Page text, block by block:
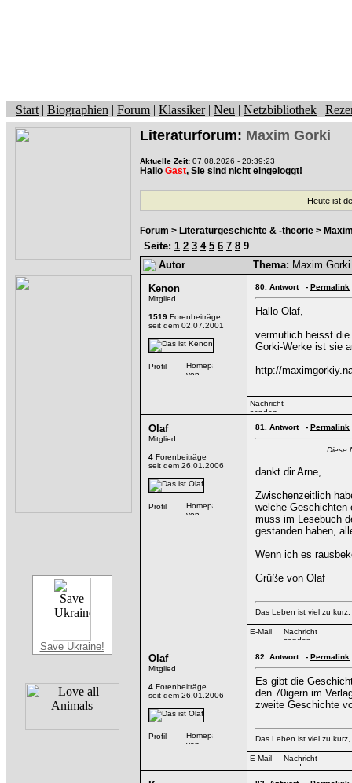
Start | Biographien | Forum | Klassiker| Neu | Netzbibliothek |
Save Ukraine!
Literaturforum: Maxim Gorki
Aktuelle Zeit: 07.08.2026 - 20:39:23
Hallo Gast, Sie sind nicht eingeloggt!
Heute ist
Forum > Literaturgeschichte & -theorie >
Seite: 1 2 3 4 5 6 7 8 9
Autor
Thema: Maxim Gorki
Kenon
Mitglied
1519 Forenbeiträge
seit dem 02.07.2001
80. Antwort - Permalink
Hallo Olaf,
vermutlich heisst
Gorki-Werke ist sie
http://
Olaf
Mitglied
4 Forenbeiträge
seit dem 26.01.2006
81. Antwort - Permalink
Diese
dankt dir Arne,
Zwischenzeitlich
welche Geschichten
muss im Lesebuch
gestanden haben,
Wenn ich es
Grüße von Olaf
Das Leben ist viel zu
Olaf
Mitglied
4 Forenbeiträge
seit dem 26.01.2006
82. Antwort - Permalink
Es gibt die
den 70igern im
zweite Geschichte
Das Leben ist viel zu